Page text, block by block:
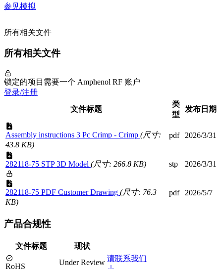
参见模拟
所有相关文件
所有相关文件
锁定的项目需要一个 Amphenol RF 账户
登录/注册
文件标题
类
型
发布日期
Assembly instructions 3 Pc Crimp - Crimp (尺寸:
43.8 KB)
pdf 2026/3/31
282118-75 STP 3D Model (尺寸: 266.8 KB) stp 2026/3/31
282118-75 PDF Customer Drawing (尺寸: 76.3
KB)
pdf 2026/5/7
产品合规性
文件标题 现状
RoHS Under Review 请联系我们